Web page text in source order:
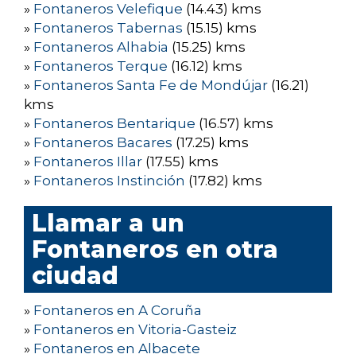
» Fontaneros Velefique (14.43) kms
» Fontaneros Tabernas (15.15) kms
» Fontaneros Alhabia (15.25) kms
» Fontaneros Terque (16.12) kms
» Fontaneros Santa Fe de Mondújar (16.21)
kms
» Fontaneros Bentarique (16.57) kms
» Fontaneros Bacares (17.25) kms
» Fontaneros Illar (17.55) kms
» Fontaneros Instinción (17.82) kms
Llamar a un
Fontaneros en otra
ciudad
» Fontaneros en A Coruña
» Fontaneros en Vitoria-Gasteiz
» Fontaneros en Albacete